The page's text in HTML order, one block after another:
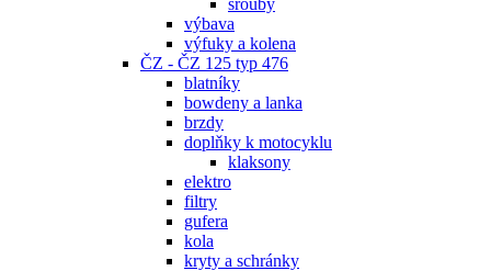
výbava
výfuky a kolena
ČZ - ČZ 125 typ 476
blatníky
bowdeny a lanka
brzdy
doplňky k motocyklu
klaksony
elektro
filtry
gufera
kola
kryty a schránky